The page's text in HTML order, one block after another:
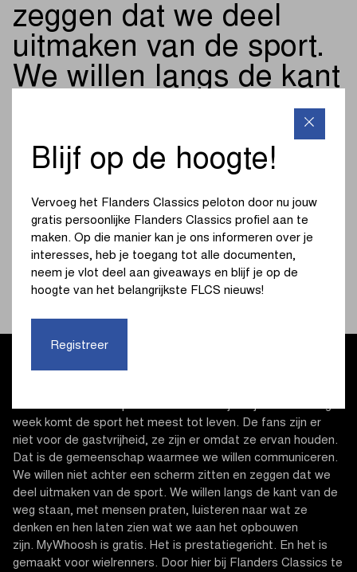
zeggen dat we deel
uitmaken van de sport.
We willen langs de kant
van de weg staan, met
mensen praten,
luisteren naar wat ze
denken en hen laten
zien wat we aan het
opbouwen zijn
MATT SMITHSON, DIRECTEUR BIJ MYWHOOSH
Matt Smithson, Directeur bij MyWhoosh
week komt de sport het meest tot leven. De fans zijn er
niet voor de gastvrijheid, ze zijn er omdat ze ervan houden.
Dat is de gemeenschap waarmee we willen communiceren.
We willen niet achter een scherm zitten en zeggen dat we
deel uitmaken van de sport. We willen langs de kant van de
weg staan, met mensen praten, luisteren naar wat ze
denken en hen laten zien wat we aan het opbouwen
zijn. MyWhoosh is gratis. Het is prestatiegericht. En het is
gemaakt voor wielrenners. Door hier bij Flanders Classics te
Blijf op de hoogte!
Vervoeg het Flanders Classics peloton door nu jouw
gratis persoonlijke Flanders Classics profiel aan te
maken. Op die manier kan je ons informeren over je
interesses, heb je toegang tot alle documenten,
neem je vlot deel aan giveaways en blijf je op de
hoogte van het belangrijkste FLCS nieuws!
Registreer